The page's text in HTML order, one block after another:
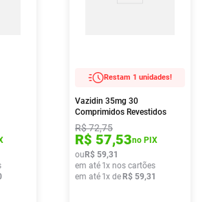
Restam 1 unidades!
Vazidin 35mg 30
Comprimidos Revestidos
R$72,75
R$ 57,53no PIX
ou R$ 59,31
em até 1x nos cartões
em até 1x de R$ 59,31